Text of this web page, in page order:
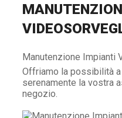
Manutenzione Impianti
Offriamo la possibilità
serenamente la vostra
negozio.